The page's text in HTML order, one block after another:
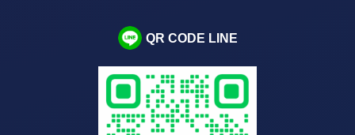
QR CODE LINE